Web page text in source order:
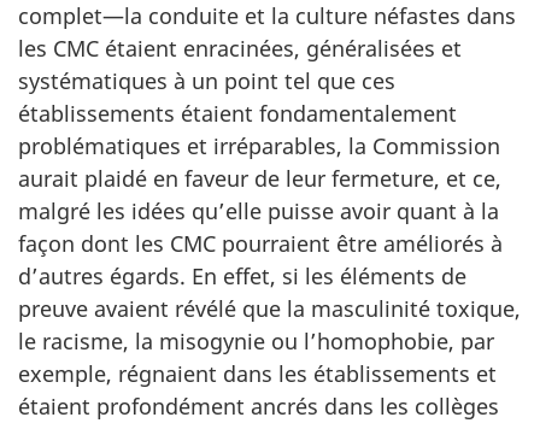
complet—la conduite et la culture néfastes dans
les CMC étaient enracinées, généralisées et
systématiques à un point tel que ces
établissements étaient fondamentalement
problématiques et irréparables, la Commission
aurait plaidé en faveur de leur fermeture, et ce,
malgré les idées qu’elle puisse avoir quant à la
façon dont les CMC pourraient être améliorés à
d’autres égards. En effet, si les éléments de
preuve avaient révélé que la masculinité toxique,
le racisme, la misogynie ou l’homophobie, par
exemple, régnaient dans les établissements et
étaient profondément ancrés dans les collèges